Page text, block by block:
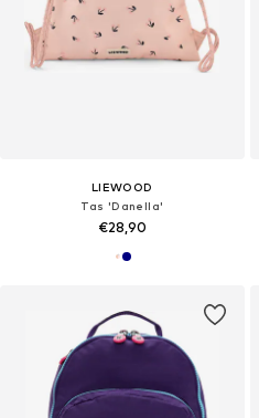
LIEWOOD
Tas 'Danella'
€28,90